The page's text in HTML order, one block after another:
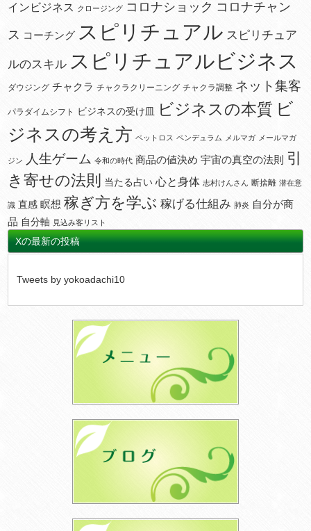
インビジネス
クロージング コロナショック コロナチャン
ス コーチング スピリチュアル スピリチュア
ルのスキル スピリチュアルビジネス
ダウジング チャクラ チャクラクリーニング チャクラ調整 ネット集客
パラダイムシフト ビジネスの受け皿 ビジネスの本質 ビ
ジネスの考え方 ペットロス ペンデュラム メルマガ メールマガ
ジン 人生ゲーム 令和の時代 商品の値決め 宇宙の真空の法則 引
き寄せの法則
当たる占い 心と身体 志村けんさん 断捨離 潜在意
識 直感 瞑想 稼ぎ方を学ぶ 稼げる仕組み 肺炎 自分が商
品 自分軸 見込み客リスト
Xの最新の投稿
Tweets by yokoadachi10